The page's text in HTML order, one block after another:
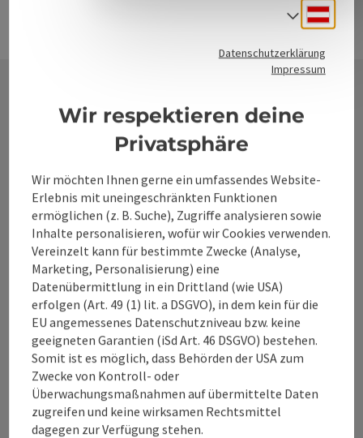
Kontakt
Alpenland Tourismus GmbH
Bahnhofstraße 2
4580 Windischgarsten
+43 50 360 360 360
info@360alpenland.com
Datenschutzerklärung
Impressum
Wir respektieren deine
Privatsphäre
Wir möchten Ihnen gerne ein umfassendes Website-
Erlebnis mit uneingeschränkten Funktionen
ermöglichen (z. B. Suche), Zugriffe analysieren sowie
Inhalte personalisieren, wofür wir Cookies verwenden.
Vereinzelt kann für bestimmte Zwecke (Analyse,
Marketing, Personalisierung) eine
Datenübermittlung in ein Drittland (wie USA)
erfolgen (Art. 49 (1) lit. a DSGVO), in dem kein für die
EU angemessenes Datenschutzniveau bzw. keine
geeigneten Garantien (iSd Art. 46 DSGVO) bestehen.
Somit ist es möglich, dass Behörden der USA zum
Zwecke von Kontroll- oder
Überwachungsmaßnahmen auf übermittelte Daten
zugreifen und keine wirksamen Rechtsmittel
dagegen zur Verfügung stehen.